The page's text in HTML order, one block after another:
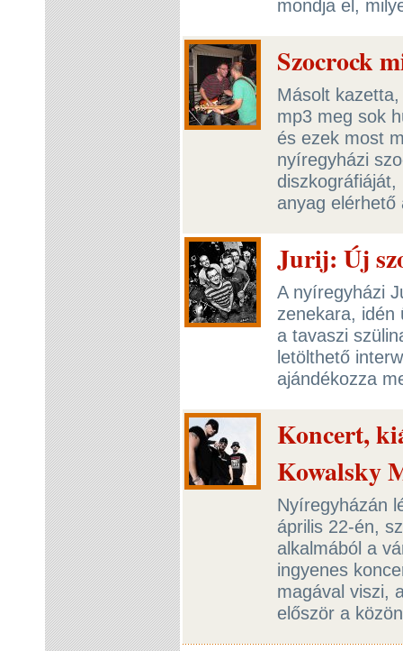
mondja el,
Szocrock
Másolt
mp3 meg sok
és ezek most
nyíregyházi
anyag
Jurij: Új
A nyíregyházi
zenekara, idén
a tavaszi
letölthető
ajándékozza
Koncert,
Kowalsky
Nyíregyházán
április 22-én,
alkalmából a
ingyenes
magával viszi,
először a